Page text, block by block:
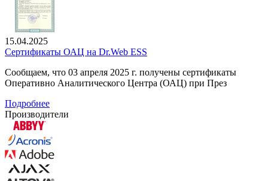
15.04.2025
Сертификаты ОАЦ на Dr.Web ESS
Сообщаем, что 03 апреля 2025 г. получены сертификаты
Оперативно Аналитического Центра (ОАЦ) при През
Подробнее
Производители